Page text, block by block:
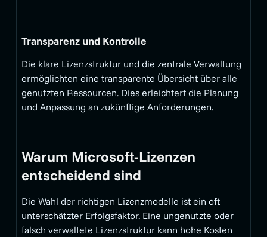
Transparenz und Kontrolle
Die klare Lizenzstruktur und die zentrale Verwaltung
ermöglichten eine transparente Übersicht über alle
genutzten Ressourcen. Dies erleichtert die Planung
und Anpassung an zukünftige Anforderungen.
Warum Microsoft-Lizenzen
entscheidend sind
Die Wahl der richtigen Lizenzmodelle ist ein oft
unterschätzter Erfolgsfaktor. Eine ungenutzte oder
falsch verwaltete Lizenzstruktur kann hohe Kosten